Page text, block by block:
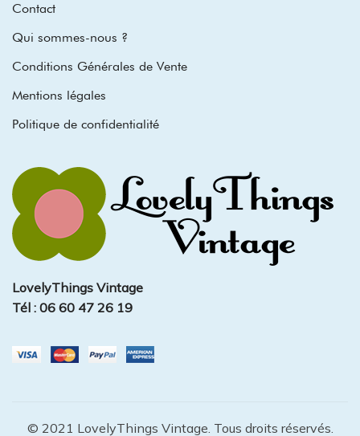
Contact
Qui sommes-nous ?
Conditions Générales de Vente
Mentions légales
Politique de confidentialité
LovelyThings Vintage
Tél : 06 60 47 26 19
© 2021 LovelyThings Vintage. Tous droits réservés.